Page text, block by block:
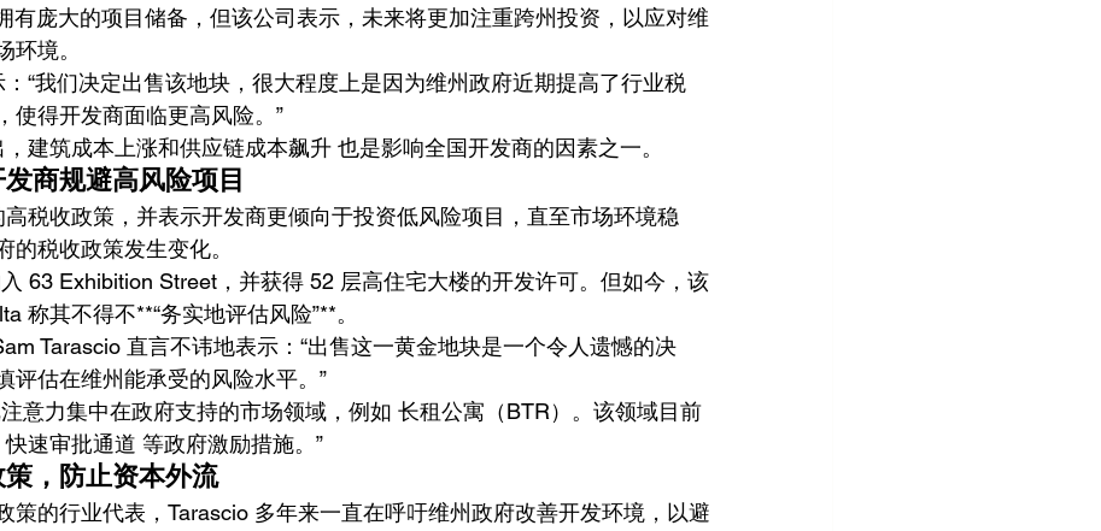
有庞大的项目储备，但该公司表示，未来将更加注重跨州投资，以应对维
环境。
“我们决定出售该地块，很大程度上是因为维州政府近期提高了行业税
使得开发商面临更高风险。”
建筑成本上涨和供应链成本飙升 也是影响全国开发商的因素之一。
商规避高风险项目
税收政策，并表示开发商更倾向于投资低风险项目，直至市场环境稳
的税收政策发生变化。
63 Exhibition Street，并获得 52 层高住宅大楼的开发许可。但如今，该
称其不得不**“务实地评估风险”**。
Tarascio 直言不讳地表示：“出售这一黄金地块是一个令人遗憾的决
评估在维州能承受的风险水平。”
意力集中在政府支持的市场领域，例如 长租公寓（BTR）。该领域目前
速审批通道 等政府激励措施。”
，防止资本外流
策的行业代表，Tarascio 多年来一直在呼吁维州政府改善开发环境，以避